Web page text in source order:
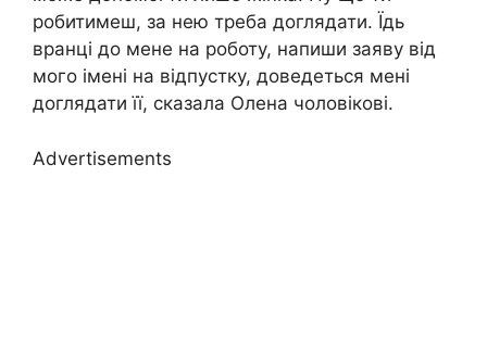
робитимеш, за нею треба доглядати. Їдь
вранці до мене на роботу, напиши заяву від
мого імені на відпустку, доведеться мені
доглядати її, сказала Олена чоловікові.
Advertisements